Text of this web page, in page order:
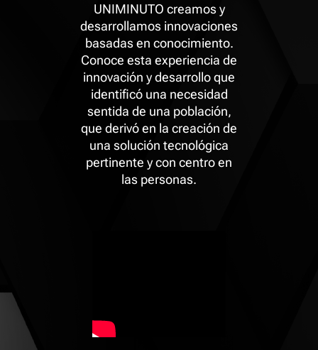
UNIMINUTO creamos y
desarrollamos innovaciones
basadas en conocimiento.
Conoce esta experiencia de
innovación y desarrollo que
identificó una necesidad
sentida de una población,
que derivó en la creación de
una solución tecnológica
pertinente y con centro en
las personas.